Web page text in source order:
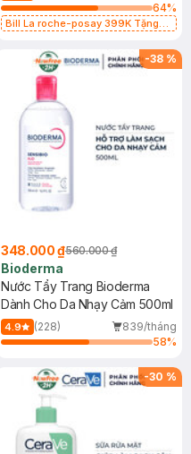
64%
Bill La roche-posay 399K Tặng
(SL có hạn)
-38 %
348.000 ₫560.000 ₫
Bioderma
Nước Tẩy Trang Bioderma
Dành Cho Da Nhạy Cảm 500ml
4.9 (228)
839/tháng
58%
-30 %